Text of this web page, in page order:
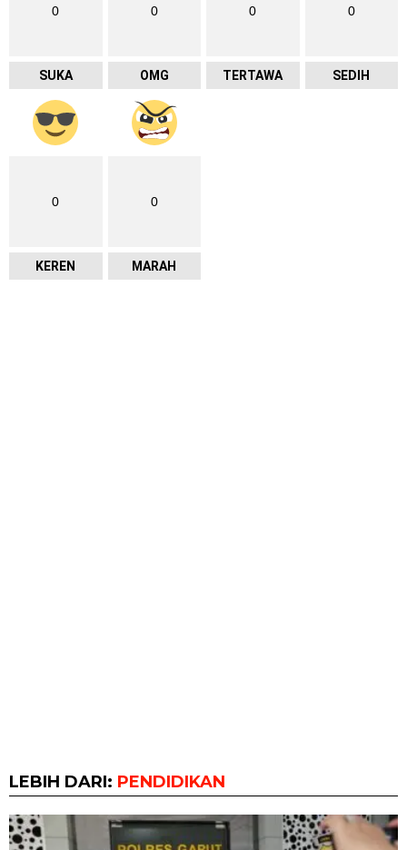
0
SUKA
0
OMG
0
TERTAWA
0
SEDIH
0
KEREN
0
MARAH
LEBIH DARI: PENDIDIKAN